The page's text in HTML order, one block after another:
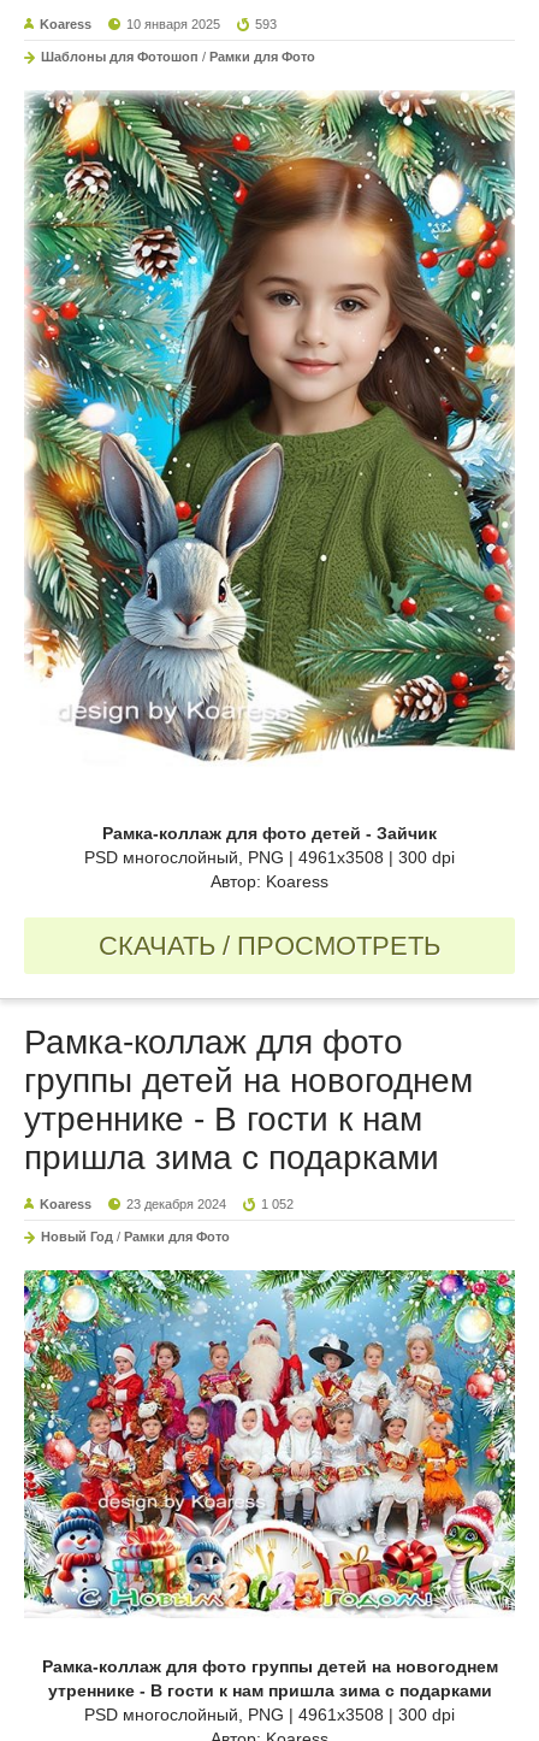
Koaress 10 января 2025 593
Шаблоны для Фотошоп / Рамки для Фото
Рамка-коллаж для фото детей - Зайчик
PSD многослойный, PNG | 4961x3508 | 300 dpi
Автор: Koaress
СКАЧАТЬ / ПРОСМОТРЕТЬ
Рамка-коллаж для фото
группы детей на новогоднем
утреннике - В гости к нам
пришла зима с подарками
Koaress 23 декабря 2024 1 052
Новый Год / Рамки для Фото
Рамка-коллаж для фото группы детей на новогоднем
утреннике - В гости к нам пришла зима с подарками
PSD многослойный, PNG | 4961x3508 | 300 dpi